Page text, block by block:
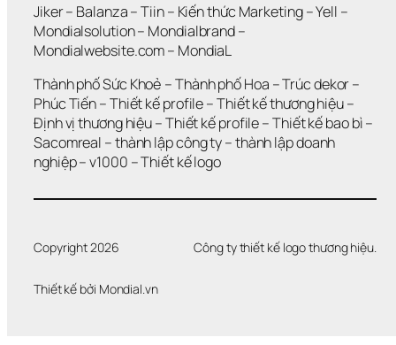
Jiker – Balanza – Tiin – Kiến thức Marketing – Yell
Mondialsolution – Mondialbrand
Mondialwebsite.com – MondiaL
Thành phố Sức Khoẻ – Thành phố Hoa – Trúc dekor
Phúc Tiến – Thiết kế profile – Thiết kế thương hiệu
Định vị thương hiệu – Thiết kế profile – Thiết kế bao bì
Sacomreal – thành lập công ty – thành lập doanh
nghiệp – v1000 – Thiết kế logo
Copyright 2026 Công ty thiết kế logo thương hiệu.
Thiết kế bởi Mondial.vn